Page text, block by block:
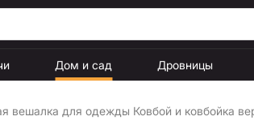
Дом и сад Дровницы
вешалка для одежды Ковбой и ковбойка